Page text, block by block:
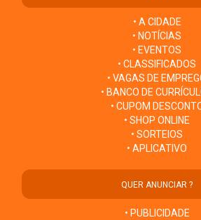
• A CIDADE
• NOTÍCIAS
• EVENTOS
• CLASSIFICADOS
• VAGAS DE
• BANCO DE
• CUPOM
• SHOP ONLINE
• SORTEIOS
• APLICATIVO
QUER ANUNCIAR ?
• PUBLICIDADE